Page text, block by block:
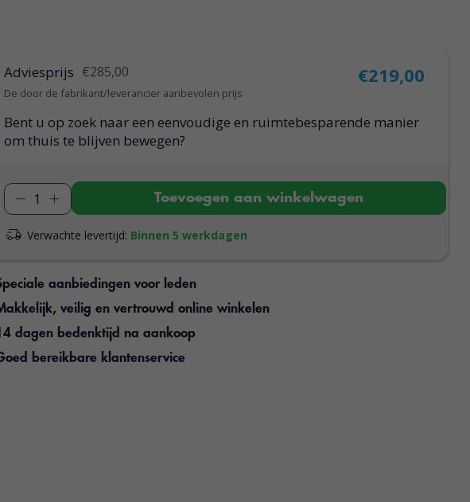
Adviesprijs €285,00
De door de fabrikant/leverancier aanbevolen prijs
€219,00
Bent u op zoek naar een eenvoudige en ruimtebesparende manier
om thuis te blijven bewegen?
Toevoegen aan winkelwagen
Verwachte levertijd: Binnen 5 werkdagen
aanbiedingen voor leden
veilig en vertrouwd online winkelen
dagen bedenktijd na aankoop
bereikbare klantenservice